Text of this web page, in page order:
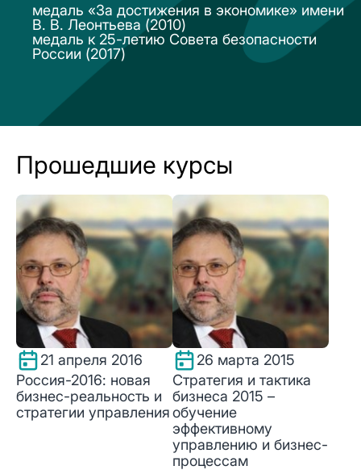
медаль «За достижения в экономике» имени
В. В. Леонтьева (2010)
медаль к 25-летию Совета безопасности
России (2017)
Прошедшие курсы
21 апреля 2016
Россия-2016: новая
бизнес-реальность и
стратегии управления
26 марта 2015
Стратегия и тактика
бизнеса 2015 –
обучение
эффективному
управлению и бизнес-
процессам